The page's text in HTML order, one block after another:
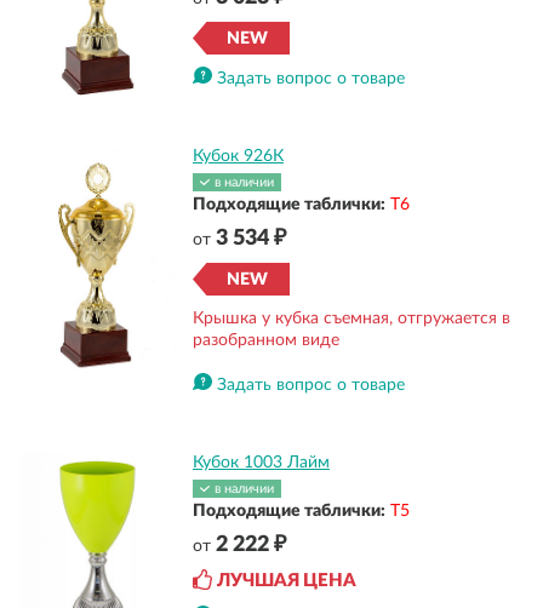
NEW
Задать вопрос о товаре
Кубок 926К
в наличии
Подходящие таблички: Т6
от3 534 ₽
NEW
Крышка у кубка съемная, отгружается в
разобранном виде
Задать вопрос о товаре
Кубок 1003 Лайм
в наличии
Подходящие таблички: Т5
от2 222 ₽
ЛУЧШАЯ ЦЕНА